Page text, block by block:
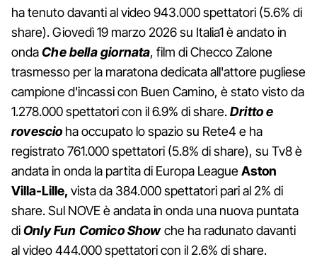
ha tenuto davanti al video 943.000 spettatori (5.6% di
share). Giovedì 19 marzo 2026 su Italia1 è andato in
ondaChe bella giornata, film di Checco Zalone
trasmesso per la maratona dedicata all'attore pugliese
campione d'incassi con Buen Camino, è stato visto da
1.278.000 spettatori con il 6.9% di share.Dritto e
rovescio ha occupato lo spazio su Rete4 e ha
registrato 761.000 spettatori (5.8% di share), su Tv8 è
andata in onda la partita di Europa LeagueAston
Villa-Lille, vista da 384.000 spettatori pari al 2% di
share. Sul NOVE è andata in onda una nuova puntata
diOnly Fun Comico Showche ha radunato davanti
al video 444.000 spettatori con il 2.6% di share.